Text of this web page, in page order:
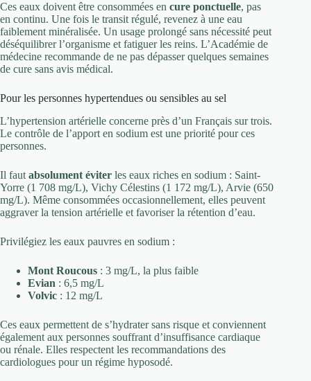
Ces eaux doivent être consommées en cure ponctuelle, pas
en continu. Une fois le transit régulé, revenez à une eau
faiblement minéralisée. Un usage prolongé sans nécessité peut
déséquilibrer l’organisme et fatiguer les reins. L’Académie de
médecine recommande de ne pas dépasser quelques semaines
de cure sans avis médical.
Pour les personnes hypertendues ou sensibles au sel
L’hypertension artérielle concerne près d’un Français sur trois.
Le contrôle de l’apport en sodium est une priorité pour ces
personnes.
Il faut absolument éviter les eaux riches en sodium : Saint-
Yorre (1 708 mg/L), Vichy Célestins (1 172 mg/L), Arvie (650
mg/L). Même consommées occasionnellement, elles peuvent
aggraver la tension artérielle et favoriser la rétention d’eau.
Privilégiez les eaux pauvres en sodium :
Mont Roucous : 3 mg/L, la plus faible
Evian : 6,5 mg/L
Volvic : 12 mg/L
Ces eaux permettent de s’hydrater sans risque et conviennent
également aux personnes souffrant d’insuffisance cardiaque
ou rénale. Elles respectent les recommandations des
cardiologues pour un régime hyposodé.